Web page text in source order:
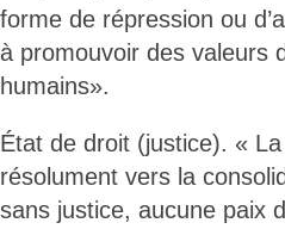
forme de répression ou
à promouvoir des valeurs
humains».
État de droit (justice). «
résolument vers la
sans justice, aucune paix